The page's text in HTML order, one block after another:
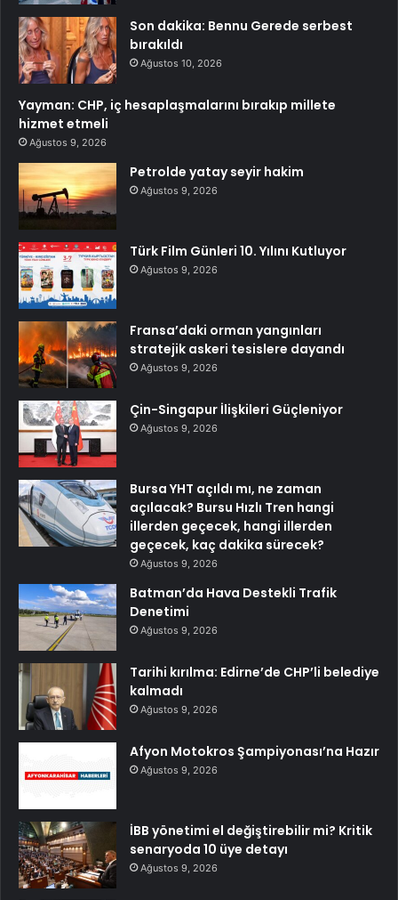
Son dakika: Bennu Gerede serbest
bırakıldı
Ağustos 10, 2026
Yayman: CHP, iç hesaplaşmalarını bırakıp millete
hizmet etmeli
Ağustos 9, 2026
Petrolde yatay seyir hakim
Ağustos 9, 2026
Türk Film Günleri 10. Yılını Kutluyor
Ağustos 9, 2026
Fransa’daki orman yangınları
stratejik askeri tesislere dayandı
Ağustos 9, 2026
Çin-Singapur İlişkileri Güçleniyor
Ağustos 9, 2026
Bursa YHT açıldı mı, ne zaman
açılacak? Bursu Hızlı Tren hangi
illerden geçecek, hangi illerden
geçecek, kaç dakika sürecek?
Ağustos 9, 2026
Batman’da Hava Destekli Trafik
Denetimi
Ağustos 9, 2026
Tarihi kırılma: Edirne’de CHP’li belediye
kalmadı
Ağustos 9, 2026
Afyon Motokros Şampiyonası’na Hazır
Ağustos 9, 2026
İBB yönetimi el değiştirebilir mi? Kritik
senaryoda 10 üye detayı
Ağustos 9, 2026